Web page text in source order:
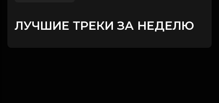
ЛУЧШИЕ ТРЕКИ ЗА НЕДЕЛЮ